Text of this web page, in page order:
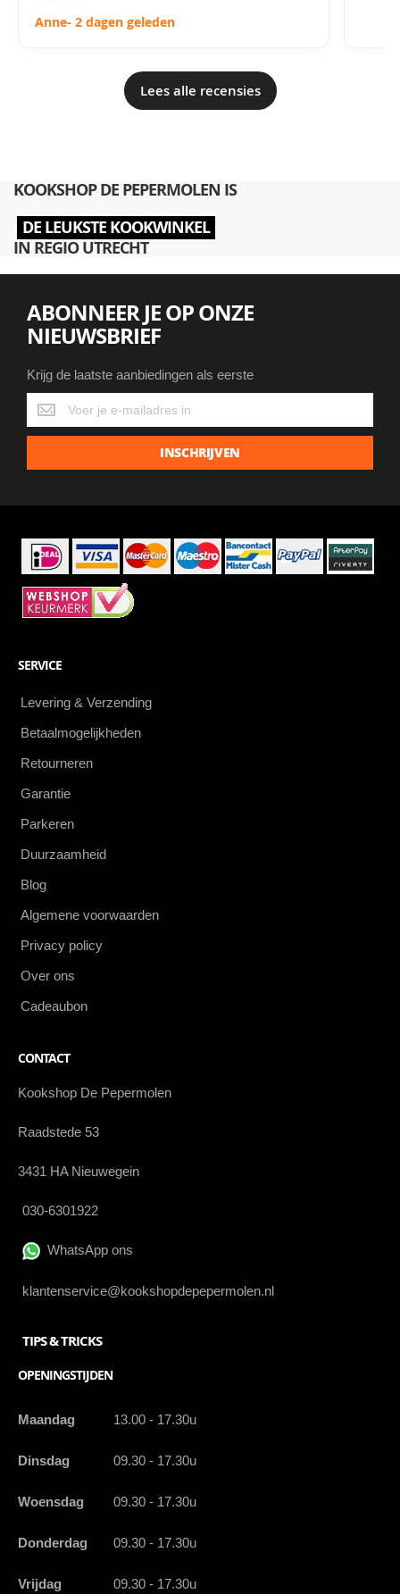
Anne- 2 dagen geleden
Lees alle recensies
KOOKSHOP DE PEPERMOLEN IS
DE LEUKSTE KOOKWINKEL
IN REGIO UTRECHT
ABONNEER JE OP ONZE
NIEUWSBRIEF
Krijg de laatste aanbiedingen als eerste
Krijg
de
laatste
INSCHRIJVEN
SERVICE
Levering & Verzending
Betaalmogelijkheden
Retourneren
Garantie
Parkeren
Duurzaamheid
Blog
Algemene voorwaarden
Privacy policy
Over ons
Cadeaubon
CONTACT
Kookshop De Pepermolen
Raadstede 53
3431 HA Nieuwegein
030-6301922
WhatsApp ons
klantenservice@kookshopdepepermolen.nl
TIPS & TRICKS
OPENINGSTIJDEN
Maandag 13.00 - 17.30u
Dinsdag 09.30 - 17.30u
Woensdag 09.30 - 17.30u
Donderdag 09.30 - 17.30u
Vrijdag 09.30 - 17.30u